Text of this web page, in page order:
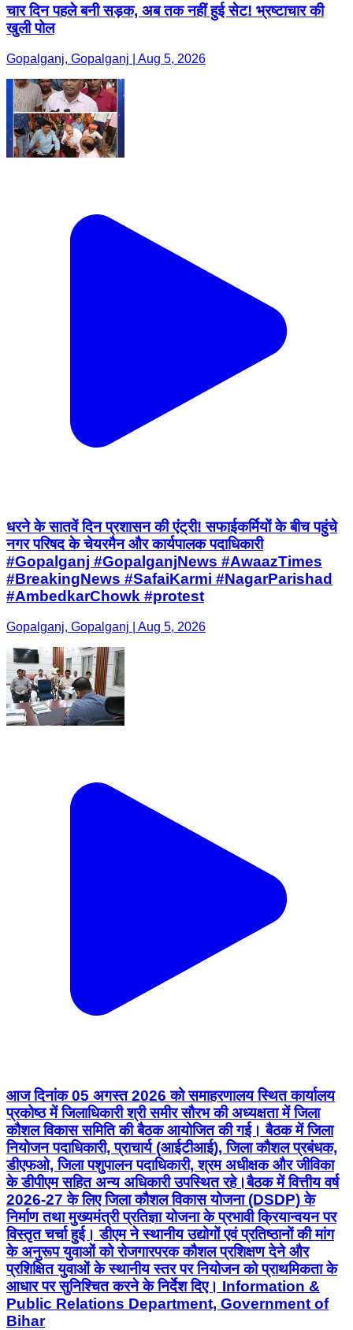
चार दिन पहले बनी सड़क, अब तक नहीं हुई सेट! भ्रष्टाचार की
खुली पोल
Gopalganj, Gopalganj | Aug 5, 2026
धरने के सातवें दिन प्रशासन की एंट्री! सफाईकर्मियों के बीच पहुंचे
नगर परिषद के चेयरमैन और कार्यपालक पदाधिकारी
#Gopalganj #GopalganjNews #AwaazTimes
#BreakingNews #SafaiKarmi #NagarParishad
#AmbedkarChowk #protest
Gopalganj, Gopalganj | Aug 5, 2026
आज दिनांक 05 अगस्त 2026 को समाहरणालय स्थित कार्यालय
प्रकोष्ठ में जिलाधिकारी श्री समीर सौरभ की अध्यक्षता में जिला
कौशल विकास समिति की बैठक आयोजित की गई। बैठक में जिला
नियोजन पदाधिकारी, प्राचार्य (आईटीआई), जिला कौशल प्रबंधक,
डीएफओ, जिला पशुपालन पदाधिकारी, श्रम अधीक्षक और जीविका
के डीपीएम सहित अन्य अधिकारी उपस्थित रहे। ​बैठक में वित्तीय वर्ष
2026-27 के लिए जिला कौशल विकास योजना (DSDP) के
निर्माण तथा मुख्यमंत्री प्रतिज्ञा योजना के प्रभावी क्रियान्वयन पर
विस्तृत चर्चा हुई। डीएम ने स्थानीय उद्योगों एवं प्रतिष्ठानों की मांग
के अनुरूप युवाओं को रोजगारपरक कौशल प्रशिक्षण देने और
प्रशिक्षित युवाओं के स्थानीय स्तर पर नियोजन को प्राथमिकता के
आधार पर सुनिश्चित करने के निर्देश दिए। Information &
Public Relations Department, Government of
Bihar